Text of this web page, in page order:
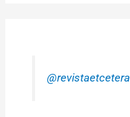
@revistaetcetera